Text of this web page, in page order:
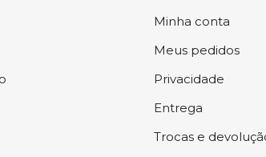
Minha conta
Meus pedidos
Privacidade
Entrega
Trocas e